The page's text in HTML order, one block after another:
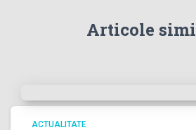
Articole
ACTUALITATE